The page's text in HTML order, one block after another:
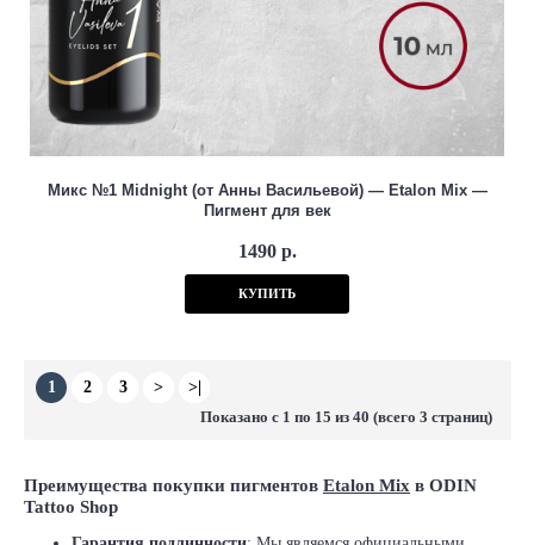
Микс №1 Midnight (от Анны Васильевой) — Etalon Mix —
Пигмент для век
1490 р.
КУПИТЬ
1 2 3 >
>|
Показано с 1 по 15 из 40 (всего 3 страниц)
Преимущества покупки пигментов Etalon Mix в ODIN
Tattoo Shop